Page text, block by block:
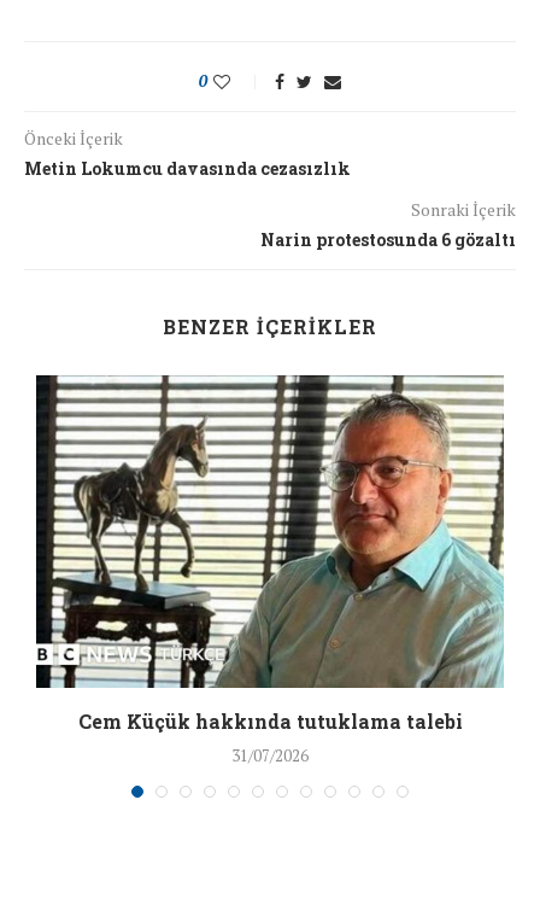
0
Önceki İçerik
Metin Lokumcu davasında cezasızlık
Sonraki İçerik
Narin protestosunda 6 gözaltı
BENZER İÇERIKLER
Cem Küçük hakkında tutuklama talebi
31/07/2026